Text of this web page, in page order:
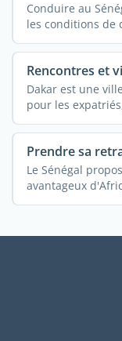
Conduire au
les conditions de
Rencontres et
Dakar est une
pour les
Prendre sa
Le Sénégal
avantageux